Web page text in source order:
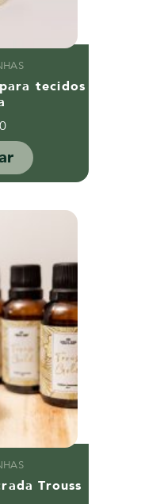
tecidos
Trouss